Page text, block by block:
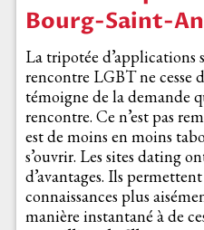
Bourg-Saint-
La tripotée d’applications
rencontre LGBT ne cesse
témoigne de la demande
rencontre. Ce n’est pas
est de moins en moins
s’ouvrir. Les sites dating
d’avantages. Ils
connaissances plus
manière instantané à de